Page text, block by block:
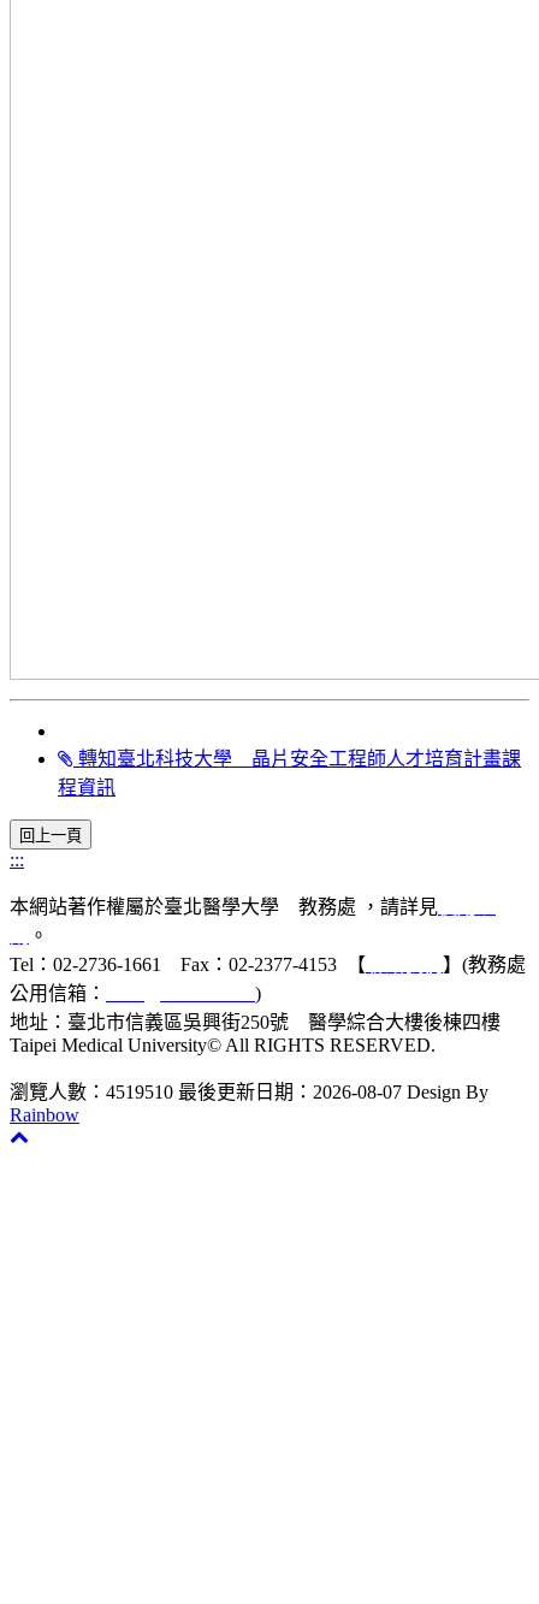
轉知臺北科技大學 晶片安全工程師人才培育計畫課
程資訊
:::
本網站著作權屬於臺北醫學大學 教務處 ，請詳見
。
Tel：02-2736-1661 Fax：02-2377-4153 【
】(教務處
公用信箱：
)
地址：臺北市信義區吳興街250號 醫學綜合大樓後棟四樓
Taipei Medical University© All RIGHTS RESERVED.
瀏覽人數：4519510 最後更新日期：2026-08-07 Design By
Rainbow